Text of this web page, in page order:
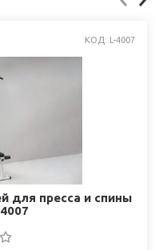
КОД: L-4007
для пресса и спины